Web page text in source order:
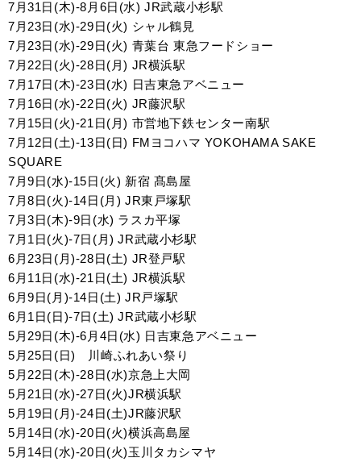
7月31日(木)-8月6日(水) JR武蔵小杉駅
7月23日(水)-29日(火) シャル鶴見
7月23日(水)-29日(火) 青葉台 東急フードショー
7月22日(火)-28日(月) JR横浜駅
7月17日(木)-23日(水) 日吉東急アベニュー
7月16日(水)-22日(火) JR藤沢駅
7月15日(火)-21日(月) 市営地下鉄センター南駅
7月12日(土)-13日(日) FMヨコハマ YOKOHAMA SAKE
SQUARE
7月9日(水)-15日(火) 新宿 髙島屋
7月8日(火)-14日(月) JR東戸塚駅
7月3日(木)-9日(水) ラスカ平塚
7月1日(火)-7日(月) JR武蔵小杉駅
6月23日(月)-28日(土) JR登戸駅
6月11日(水)-21日(土) JR横浜駅
6月9日(月)-14日(土) JR戸塚駅
6月1日(日)-7日(土) JR武蔵小杉駅
5月29日(木)-6月4日(水) 日吉東急アベニュー
5月25日(日) 川崎ふれあい祭り
5月22日(木)-28日(水)京急上大岡
5月21日(水)-27日(火)JR横浜駅
5月19日(月)-24日(土)JR藤沢駅
5月14日(水)-20日(火)横浜高島屋
5月14日(水)-20日(火)玉川タカシマヤ